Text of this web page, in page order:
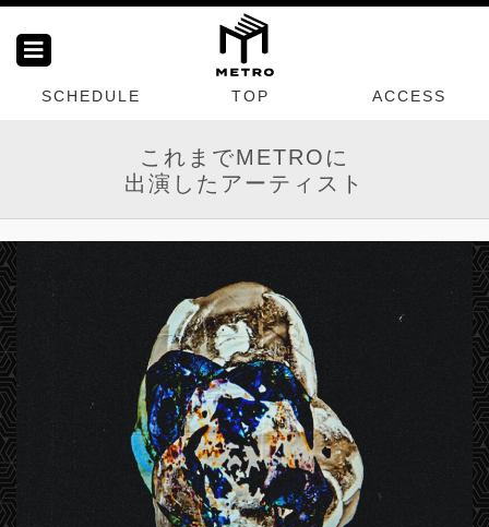
SCHEDULE TOP ACCESS
これまでMETROに
出演したアーティスト